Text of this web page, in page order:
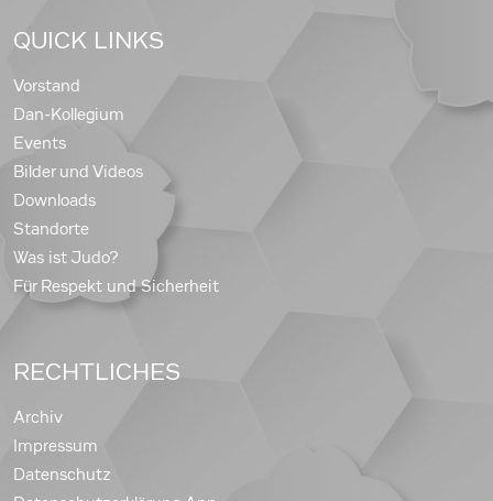
QUICK LINKS
Vorstand
Dan-Kollegium
Events
Bilder und Videos
Downloads
Standorte
Was ist Judo?
Für Respekt und Sicherheit
RECHTLICHES
Archiv
Impressum
Datenschutz